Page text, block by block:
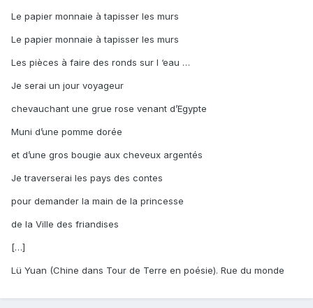
Le papier monnaie à tapisser les murs
Le papier monnaie à tapisser les murs
Les pièces à faire des ronds sur l ‘eau …
Je serai un jour voyageur
chevauchant une grue rose venant d’Egypte
Muni d’une pomme dorée
et d’une gros bougie aux cheveux argentés
Je traverserai les pays des contes
pour demander la main de la princesse
de la Ville des friandises
[…]
Lü Yuan (Chine dans Tour de Terre en poésie). Rue du monde